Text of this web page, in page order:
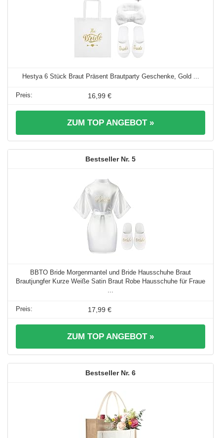
Hestya 6 Stück Braut Präsent Brautparty Geschenke, Gold ...
16,99 €
ZUM TOP ANGEBOT »
5
BBTO Bride Morgenmantel und Bride Hausschuhe Braut
Brautjungfer Kurze Weiße Satin Braut Robe Hausschuhe für Fraue
...
17,99 €
ZUM TOP ANGEBOT »
6